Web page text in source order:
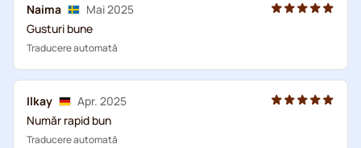
Naima
Mai 2025
Gusturi bune
Traducere automată
Ilkay
Apr. 2025
Număr rapid bun
Traducere automată